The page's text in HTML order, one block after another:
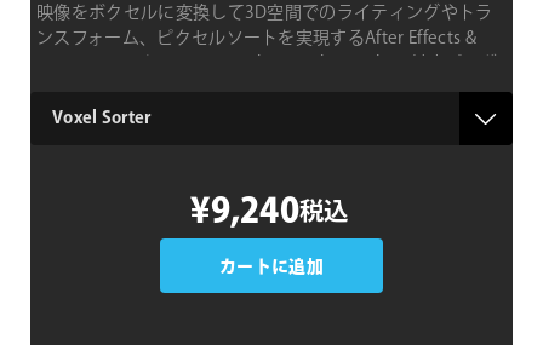
映像をボクセルに変換して3D空間でのライティングやトラ
ンスフォーム、ピクセルソートを実現するAfter Effects &
type
¥9,240税込
カートに追加